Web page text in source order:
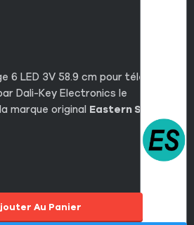
LED 3V 58.9 cm pour télévisions
Dali-Key Electronics le
marque original Eastern Star
Au Panier